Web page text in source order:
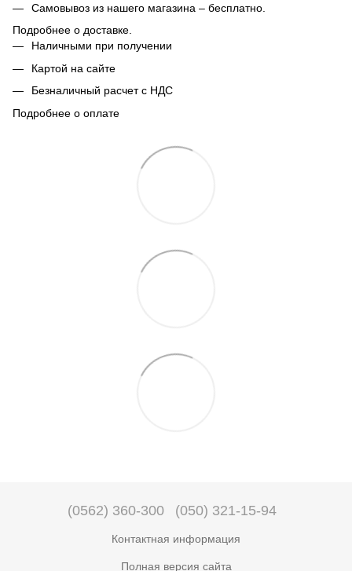
Самовывоз из нашего магазина – бесплатно.
Подробнее о доставке.
Наличными при получении
Картой на сайте
Безналичный расчет с НДС
Подробнее о оплате
(0562) 360-300 (050) 321-15-94
Контактная информация
Полная версия сайта